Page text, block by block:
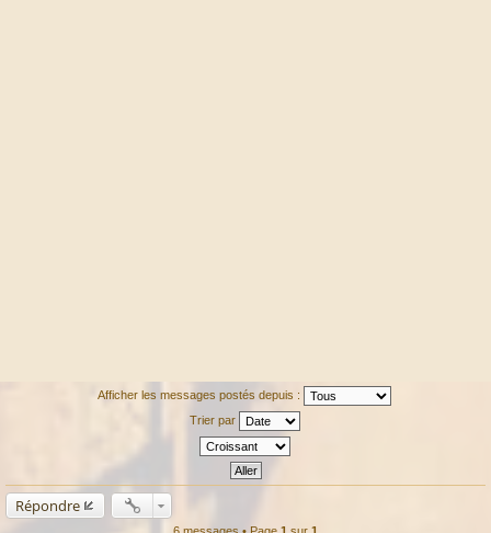
Afficher les messages postés depuis :
Trier par
Répondre